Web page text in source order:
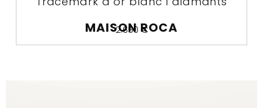
MAISON ROCA
2.650 €